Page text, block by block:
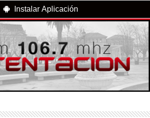
Instalar Aplicación